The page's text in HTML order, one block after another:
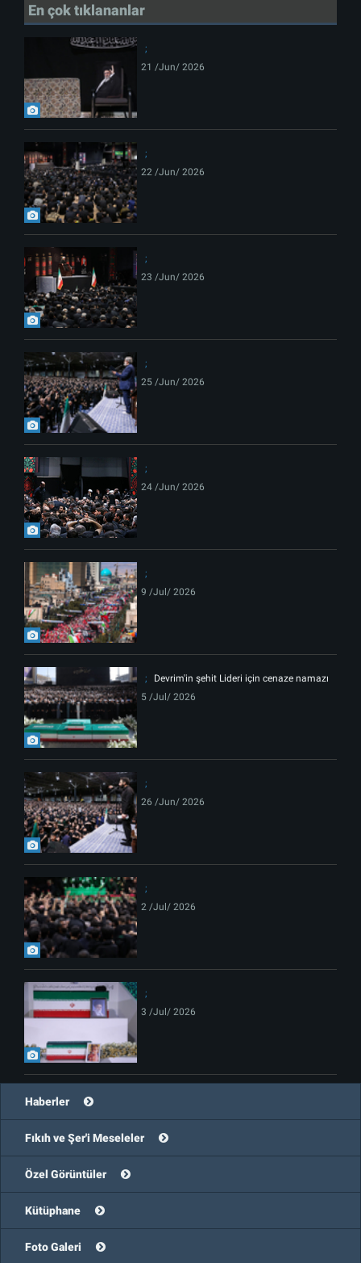
En çok tıklananlar
21 /Jun/ 2026
22 /Jun/ 2026
23 /Jun/ 2026
25 /Jun/ 2026
24 /Jun/ 2026
9 /Jul/ 2026
Devrim'in şehit Lideri için cenaze namazı
5 /Jul/ 2026
26 /Jun/ 2026
2 /Jul/ 2026
3 /Jul/ 2026
Haberler
Fıkıh ve Şer'i Meseleler
Özel Görüntüler
Kütüphane
Foto Galeri